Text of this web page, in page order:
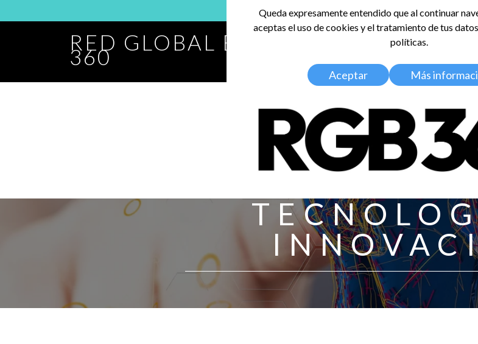
RED GLOBAL BALDOSA
360
Queda expresamente entendido que al continuar
aceptas el uso de cookies y el tratamiento de tus
políticas.
Aceptar Más